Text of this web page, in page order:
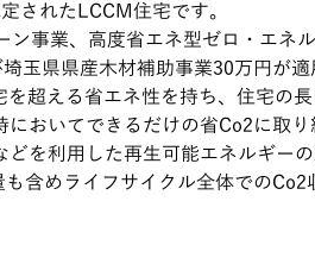
吾 施工中 本・CD・DVD
されたLCCM住宅です。
ン事業、高度省エネ型ゼロ・エネ
玉県県産木材補助事業30万円が適
超える省エネ性を持ち、住宅の長
おいてできるだけの省Co2に取り
を利用した再生可能エネルギーの
含めライフサイクル全体での